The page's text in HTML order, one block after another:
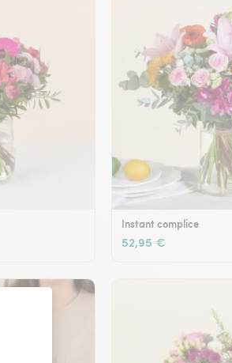
Instant complice
52,95 €